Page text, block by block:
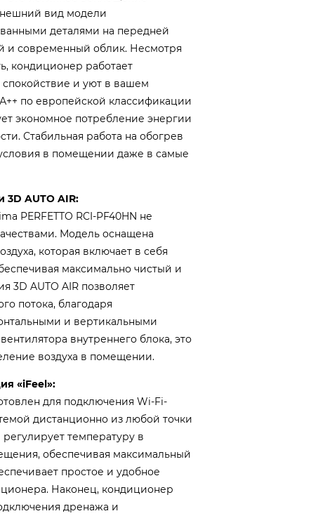
вид модели
деталями на передней
и современный облик. Несмотря
кондиционер работает
и уют в вашем
по европейской классификации
экономное потребление энергии
Стабильная работа на обогрев
в помещении даже в самые
AUTO AIR:
PERFETTO RCI-PF40HN не
Модель оснащена
которая включает в себя
максимально чистый и
3D AUTO AIR позволяет
потока, благодаря
и вертикальными
внутреннего блока, это
воздуха в помещении.
«iFeel»:
для подключения Wi-Fi-
дистанционно из любой точки
температуру в
обеспечивая максимальный
простое и удобное
Наконец, кондиционер
дренажа и